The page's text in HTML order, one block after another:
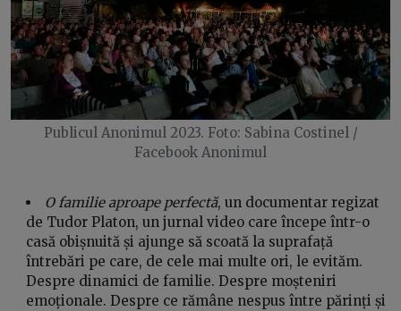
Publicul Anonimul 2023. Foto: Sabina Costinel /
Facebook Anonimul
O familie aproape perfectă, un documentar regizat
de Tudor Platon, un jurnal video care începe într-o
casă obișnuită și ajunge să scoată la suprafață
întrebări pe care, de cele mai multe ori, le evităm.
Despre dinamici de familie. Despre moșteniri
emoționale. Despre ce rămâne nespus între părinți și